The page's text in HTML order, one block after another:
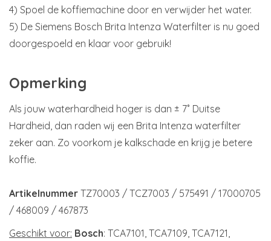
4) Spoel de koffiemachine door en verwijder het water.
5) De Siemens Bosch Brita Intenza Waterfilter is nu goed
doorgespoeld en klaar voor gebruik!
Opmerking
Als jouw waterhardheid hoger is dan ± 7˚ Duitse
Hardheid, dan raden wij een Brita Intenza waterfilter
zeker aan. Zo voorkom je kalkschade en krijg je betere
koffie.
Artikelnummer TZ70003 / TCZ7003 / 575491 / 17000705
/ 468009 / 467873
Geschikt voor: Bosch: TCA7101, TCA7109, TCA7121,